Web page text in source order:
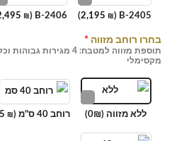
B-2405 (
2,195 ₪
)
B-2406 (
₪
בחרו רוחב מזווה *
תוספת מזווה למטבח: 4
מקסימלי
ללא מזווה (0₪) רוחב 40 ס"מ ( ₪